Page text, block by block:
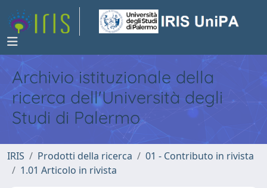
Archivio istituzionale della
ricerca dell'Università degli
Studi di Palermo
IRIS Prodotti della ricerca
01 - Contributo in rivista
1.01 Articolo in rivista